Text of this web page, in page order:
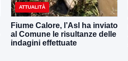
ATTUALITÀ
Fiume Calore, l’Asl ha inviato
al Comune le risultanze delle
indagini effettuate